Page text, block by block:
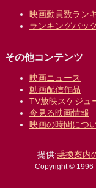
映画動員数ラン
ランキングバッ
その他コンテンツ
映画ニュース
動画配信作品
TV放映スケジュ
今見る映画情報
映画の時間につ
提供:乗換案内
Copyright ©